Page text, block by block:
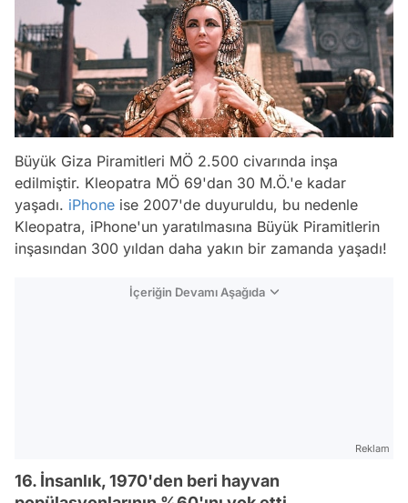
Büyük Giza Piramitleri MÖ 2.500 civarında inşa
edilmiştir. Kleopatra MÖ 69'dan 30 M.Ö.'e kadar
yaşadı. iPhone ise 2007'de duyuruldu, bu nedenle
Kleopatra, iPhone'un yaratılmasına Büyük Piramitlerin
inşasından 300 yıldan daha yakın bir zamanda yaşadı!
İçeriğin Devamı Aşağıda
Reklam
16. İnsanlık, 1970'den beri hayvan